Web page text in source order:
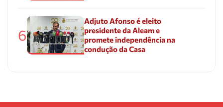
6
Adjuto Afonso é eleito
presidente da Aleam e
promete independência na
condução da Casa